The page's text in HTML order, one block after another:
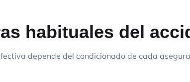
habituales del
depende del condicionado de cada